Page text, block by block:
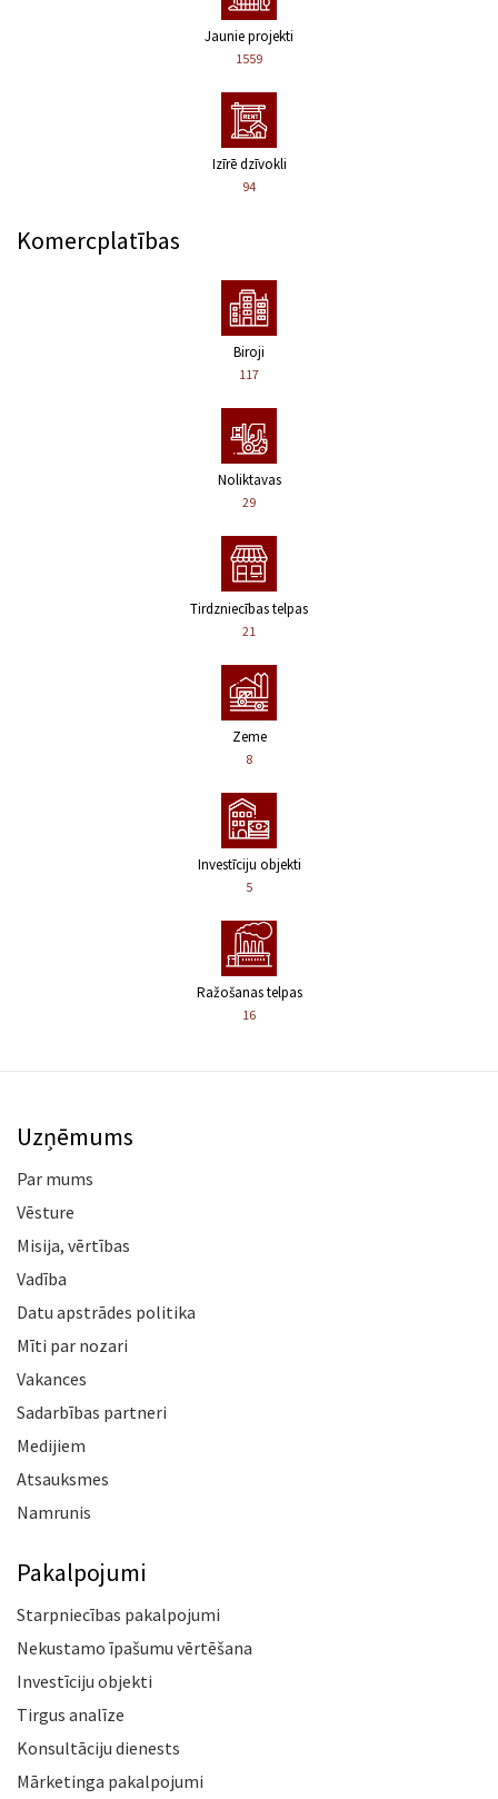
Jaunie projekti
1559
Izīrē dzīvokli
94
Komercplatības
Biroji
117
Noliktavas
29
Tirdzniecības telpas
21
Zeme
8
Investīciju objekti
5
Ražošanas telpas
16
Uzņēmums
Par mums
Vēsture
Misija, vērtības
Vadība
Datu apstrādes politika
Mīti par nozari
Vakances
Sadarbības partneri
Medijiem
Atsauksmes
Namrunis
Pakalpojumi
Starpniecības pakalpojumi
Nekustamo īpašumu vērtēšana
Investīciju objekti
Tirgus analīze
Konsultāciju dienests
Mārketinga pakalpojumi